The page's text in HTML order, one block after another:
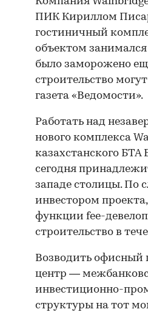
ПИК Кириллом
гостиничный
объектом
было заморожено
строительство
газета «Ведомости».
Работать над
нового комплекса
казахстанского
сегодня
западе столицы. По
инвестором
функции fee-
строительство в
Возводить офисный
центр —
инвестиционно-
структуры на тот